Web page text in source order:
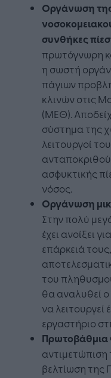
Οργάνωση
συνθήκες
πρωτόγνωρη
η σωστή
πάγιων
κλινών στις
(ΜΕΘ).
σύστημα της
λειτουργοί
ασφυκτικής
νόσος.
Οργάνωση
Στην πολύ
έχει ανοίξει
επάρκειά
του
θα αναλυθεί ο
να λειτουργεί
εργαστήριο
Πρωτοβάθμια
αντιμετώπιση
βελτίωση της